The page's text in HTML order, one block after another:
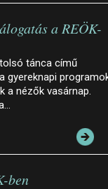
a REÖK-
tánca című
gyereknapi
nézők vasárnap.
ben